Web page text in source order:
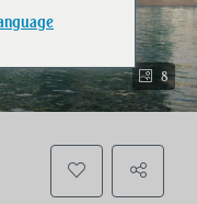
8